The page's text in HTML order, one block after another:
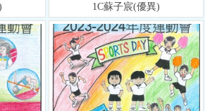
1C蘇子宸(優異)